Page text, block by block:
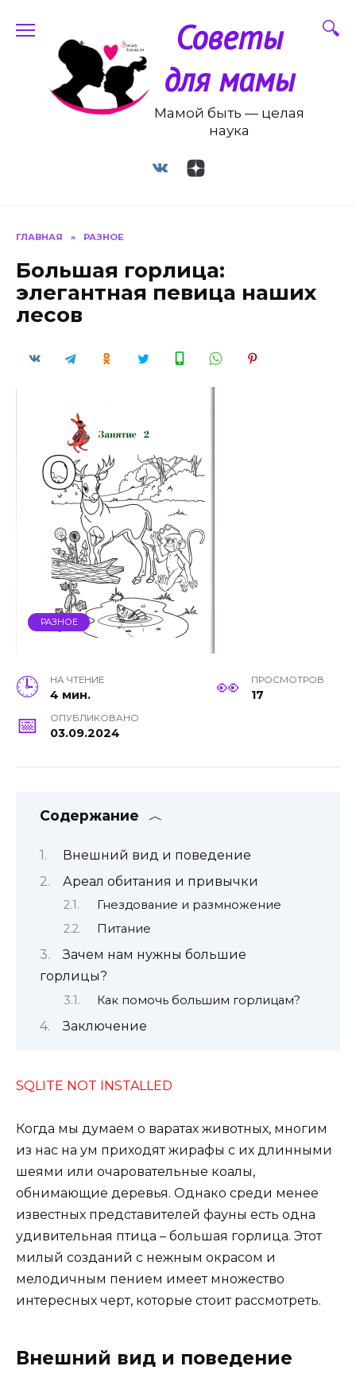
содержанию
Советы
для мамы
Мамой быть — целая
наука
ГЛАВНАЯ » РАЗНОЕ
Большая горлица:
элегантная певица наших
лесов
РАЗНОЕ
НА ЧТЕНИЕ
4 мин.
ПРОСМОТРОВ
17
ОПУБЛИКОВАНО
03.09.2024
Содержание
Внешний вид и поведение
Ареал обитания и привычки
Гнездование и размножение
Питание
Зачем нам нужны большие
горлицы?
Как помочь большим горлицам?
Заключение
SQLITE NOT INSTALLED
Когда мы думаем о варатах животных, многим
из нас на ум приходят жирафы с их длинными
шеями или очаровательные коалы,
обнимающие деревья. Однако среди менее
известных представителей фауны есть одна
удивительная птица – большая горлица. Этот
милый созданий с нежным окрасом и
мелодичным пением имеет множество
интересных черт, которые стоит рассмотреть.
Внешний вид и поведение